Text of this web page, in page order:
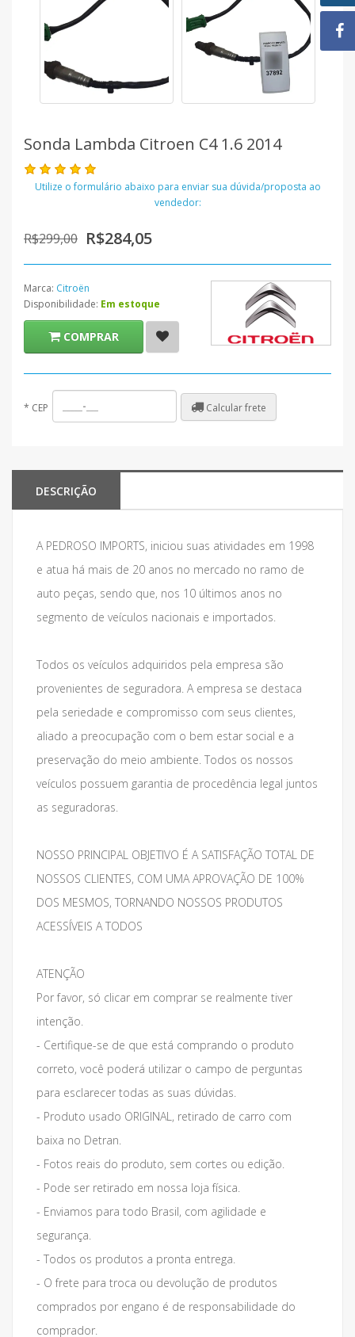
Sonda Lambda Citroen C4 1.6 2014
Utilize o formulário abaixo para enviar sua dúvida/proposta ao
vendedor:
R$299,00 R$284,05
Marca: Citroën
Disponibilidade: Em estoque
COMPRAR
* CEP Calcular frete
DESCRIÇÃO
A PEDROSO IMPORTS, iniciou suas atividades em 1998
e atua há mais de 20 anos no mercado no ramo de
auto peças, sendo que, nos 10 últimos anos no
segmento de veículos nacionais e importados.
Todos os veículos adquiridos pela empresa são
provenientes de seguradora. A empresa se destaca
pela seriedade e compromisso com seus clientes,
aliado a preocupação com o bem estar social e a
preservação do meio ambiente. Todos os nossos
veículos possuem garantia de procedência legal juntos
as seguradoras.
NOSSO PRINCIPAL OBJETIVO É A SATISFAÇÃO TOTAL DE
NOSSOS CLIENTES, COM UMA APROVAÇÃO DE 100%
DOS MESMOS, TORNANDO NOSSOS PRODUTOS
ACESSÍVEIS A TODOS
ATENÇÃO
Por favor, só clicar em comprar se realmente tiver
intenção.
- Certifique-se de que está comprando o produto
correto, você poderá utilizar o campo de perguntas
para esclarecer todas as suas dúvidas.
- Produto usado ORIGINAL, retirado de carro com
baixa no Detran.
- Fotos reais do produto, sem cortes ou edição.
- Pode ser retirado em nossa loja física.
- Enviamos para todo Brasil, com agilidade e
segurança.
- Todos os produtos a pronta entrega.
- O frete para troca ou devolução de produtos
comprados por engano é de responsabilidade do
comprador.